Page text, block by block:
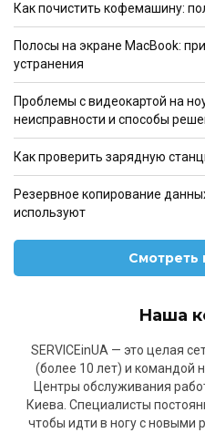
Как почистить кофемашину:
Полосы на экране MacBook:
устранения
Проблемы с видеокартой на
неисправности и способы
Как проверить зарядную
Резервное копирование
используют
Смотреть
Наша
SERVICEinUA — это целая
(более 10 лет) и командой
Центры обслуживания
Киева. Специалисты
чтобы идти в ногу с новыми